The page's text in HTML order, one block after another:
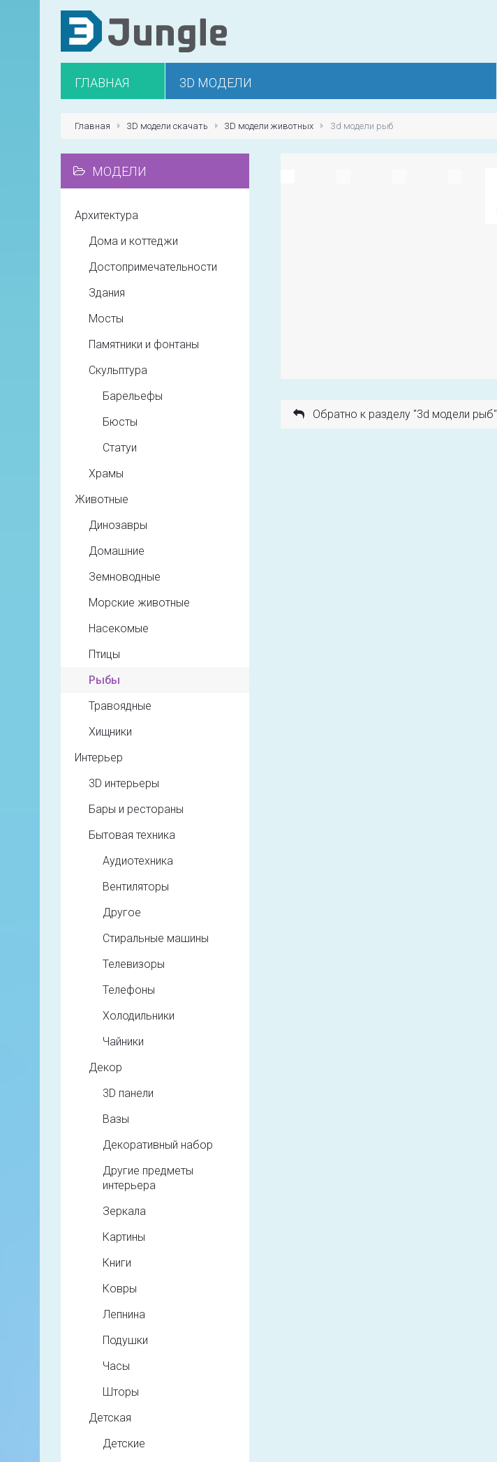
ГЛАВНАЯ 3D МОДЕЛИ
Главная 3D модели скачать 3D модели животных 3d модели рыб
Обратно к разделу "3d модели рыб"
МОДЕЛИ
Архитектура
Дома и коттеджи
Достопримечательности
Здания
Мосты
Памятники и фонтаны
Скульптура
Барельефы
Бюсты
Статуи
Храмы
Животные
Динозавры
Домашние
Земноводные
Морские животные
Насекомые
Птицы
Рыбы
Травоядные
Хищники
Интерьер
3D интерьеры
Бары и рестораны
Бытовая техника
Аудиотехника
Вентиляторы
Другое
Стиральные машины
Телевизоры
Телефоны
Холодильники
Чайники
Декор
3D панели
Вазы
Декоративный набор
Другие предметы
интерьера
Зеркала
Картины
Книги
Ковры
Лепнина
Подушки
Часы
Шторы
Детская
Детские